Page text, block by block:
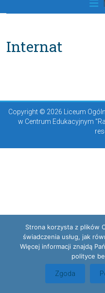
Internat
Copyright © 2026 Liceum
w Centrum Edukacyjnym
Strona korzysta z plików
świadczenia usług, jak
Więcej informacji znajdą
polityce
Zgoda